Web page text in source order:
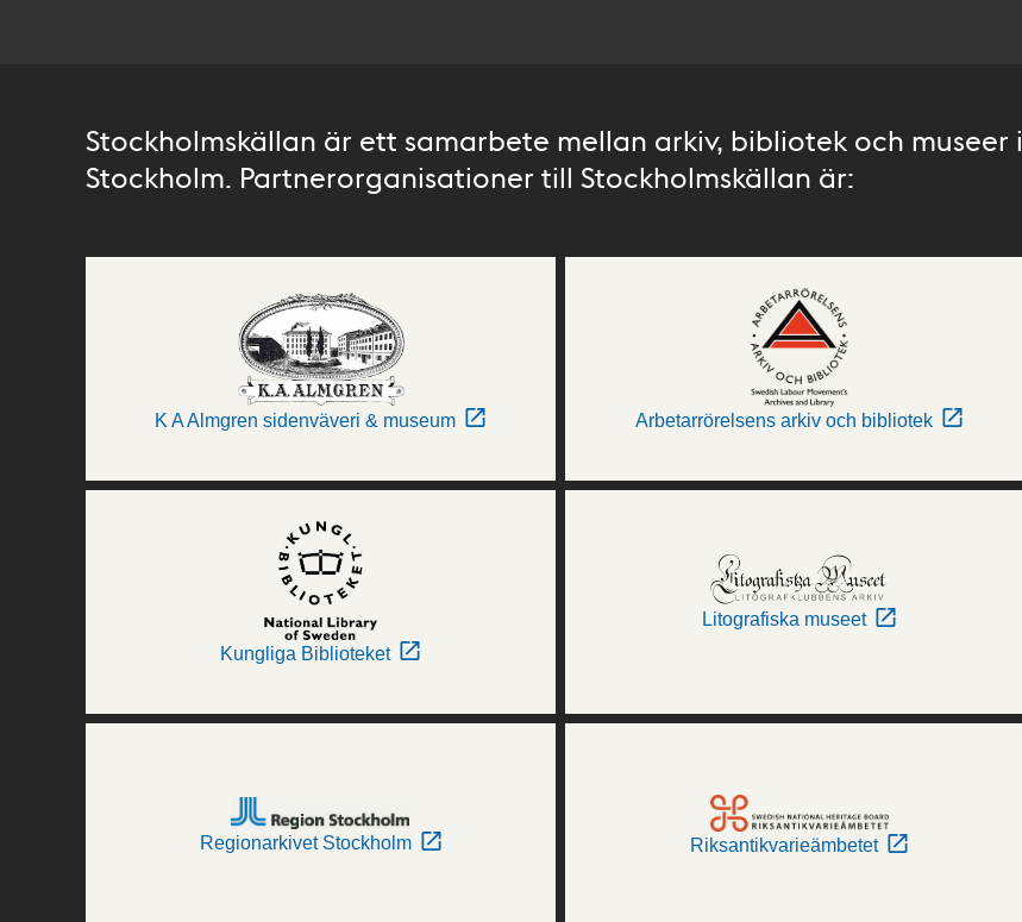
Stockholmskällan är ett samarbete mellan arkiv, bibliotek och museer i
Stockholm. Partnerorganisationer till Stockholmskällan är:
K A Almgren sidenväveri & museum Arbetarrörelsens arkiv och bibliotek
Kungliga Biblioteket
Litografiska museet
Regionarkivet Stockholm Riksantikvarieämbetet